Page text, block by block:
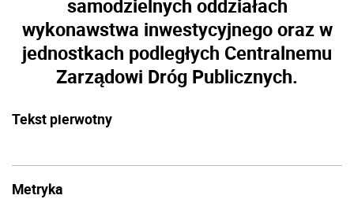
samodzielnych oddziałach
wykonawstwa inwestycyjnego oraz w
jednostkach podległych Centralnemu
Zarządowi Dróg Publicznych.
Tekst pierwotny
Metryka